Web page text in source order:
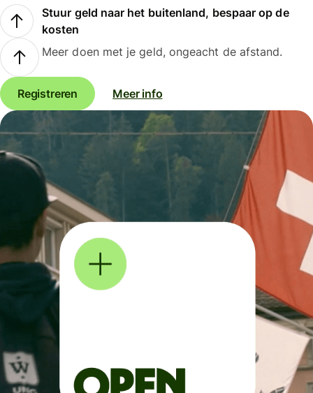
Stuur geld naar het buitenland, bespaar op de
kosten
Meer doen met je geld, ongeacht de afstand.
Registreren Meer info